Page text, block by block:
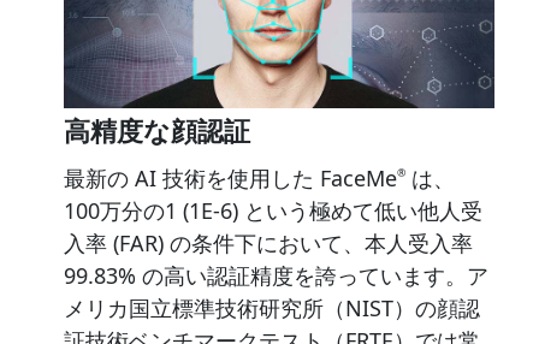
高精度な顔認証
最新の AI 技術を使用した FaceMe® は、
100万分の1 (1E-6) という極めて低い他人受
入率 (FAR) の条件下において、本人受入率
99.83% の高い認証精度を誇っています。ア
メリカ国立標準技術研究所（NIST）の顔認